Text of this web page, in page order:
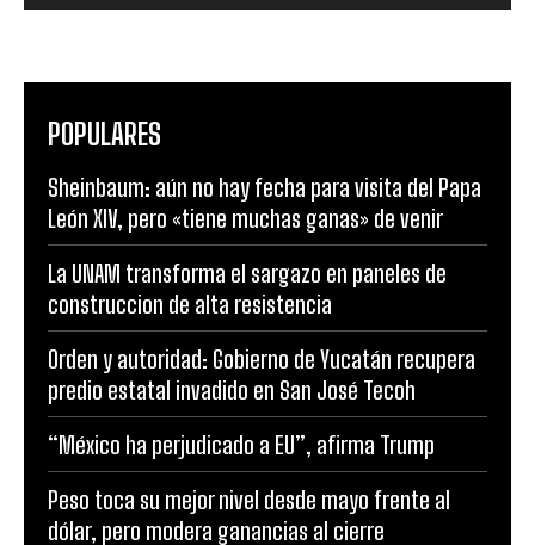
POPULARES
Sheinbaum: aún no hay fecha para visita del Papa
León XIV, pero «tiene muchas ganas» de venir
La UNAM transforma el sargazo en paneles de
construccion de alta resistencia
Orden y autoridad: Gobierno de Yucatán recupera
predio estatal invadido en San José Tecoh
“México ha perjudicado a EU”, afirma Trump
Peso toca su mejor nivel desde mayo frente al
dólar, pero modera ganancias al cierre